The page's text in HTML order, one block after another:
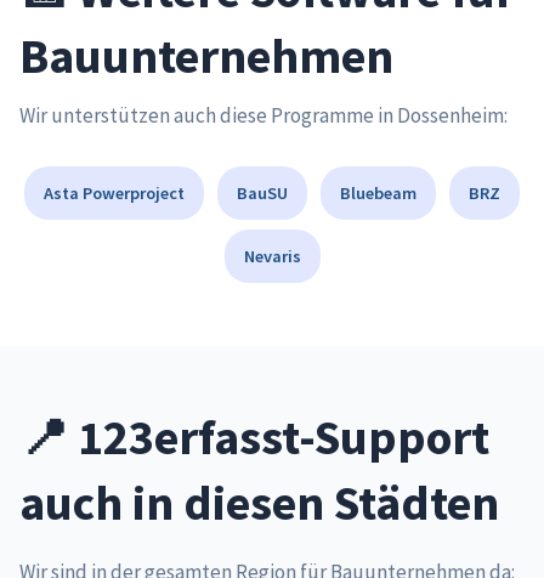
Bauunternehmen
Wir unterstützen auch diese Programme in Dossenheim:
Asta Powerproject BauSU Bluebeam BRZ
Nevaris
📍 123erfasst-Support
auch in diesen Städten
Wir sind in der gesamten Region für Bauunternehmen da: